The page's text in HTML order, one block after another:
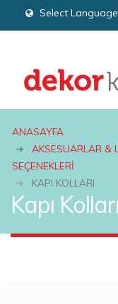
Select Language
ANASAYFA
AKSESUARLAR &
SEÇENEKLERI
KAPI KOLLARI
Kapı Kolları